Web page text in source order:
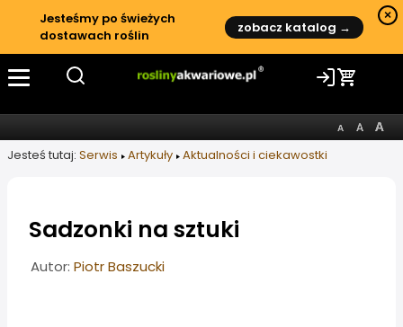
Jesteśmy po świeżych
dostawach roślin
zobacz katalog →
×
Jesteś tutaj: Serwis Artykuły Aktualności i ciekawostki
Sadzonki na sztuki
Informacje o artykule
Autor: Piotr Baszucki